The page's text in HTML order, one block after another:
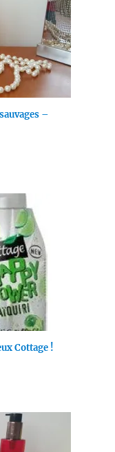
–
Cottage !